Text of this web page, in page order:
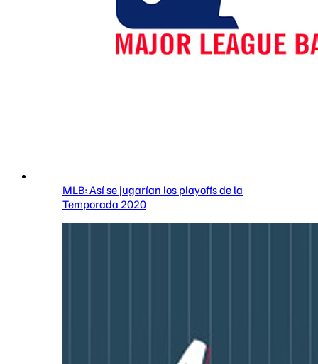
MLB: Así se jugarían los playoffs de la
Temporada 2020